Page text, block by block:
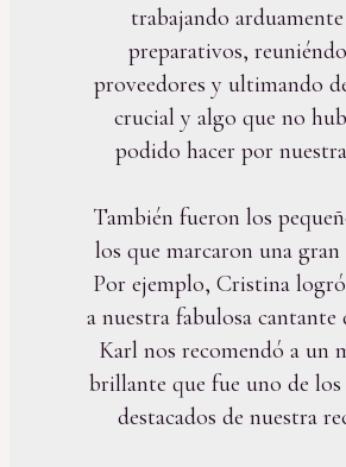
trabajando
preparativos,
proveedores y ultimando
crucial y algo que no
podido hacer por
También fueron los
los que marcaron una gran
Por ejemplo, Cristina
a nuestra fabulosa cantante
Karl nos recomendó a un
brillante que fue uno de
destacados de nuestra